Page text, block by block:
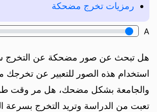
رمزيات تخرج مضحكة
A
هل تبحث عن صور مضحكة عن التخرج
استخدام هذه الصور للتعبير عن تخرجك
والجامعة بشكل مضحك، هل مر وقت
تعبت من الدراسة وتريد التخرج بسرعة